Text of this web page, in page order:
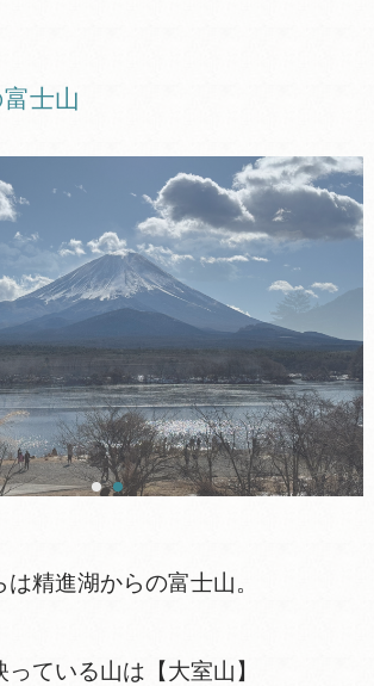
士山
精進湖からの富士山。
ている山は【大室山】